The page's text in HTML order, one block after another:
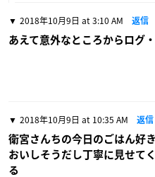
2018年10月9日 at 3:10 AM 返信
あえて意外なところからログ
2018年10月9日 at 10:35 AM 返信
衛宮さんちの今日のごはん好き
おいしそうだし丁寧に見せて
る